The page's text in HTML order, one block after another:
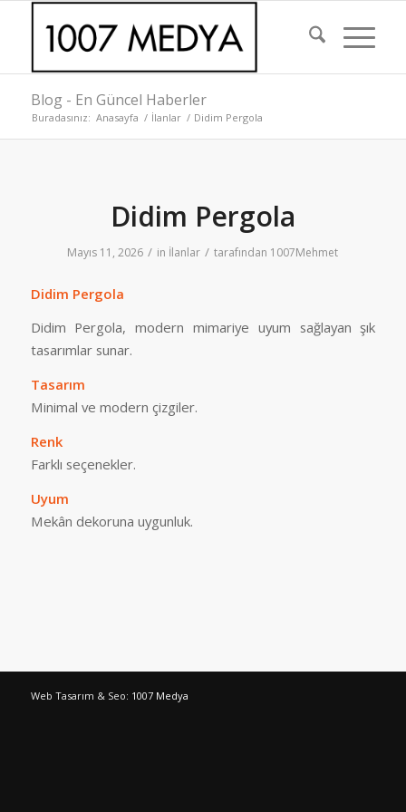
Blog - En Güncel Haberler
Buradasınız: Anasayfa / İlanlar / Didim Pergola
Didim Pergola
Mayıs 11, 2026 / in İlanlar / tarafından 1007Mehmet
Didim Pergola
Didim Pergola, modern mimariye uyum sağlayan şık
tasarımlar sunar.
Tasarım
Minimal ve modern çizgiler.
Renk
Farklı seçenekler.
Uyum
Mekân dekoruna uygunluk.
Web Tasarım & Seo: 1007 Medya